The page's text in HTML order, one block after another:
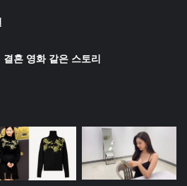
혼 영화 같은 스토리